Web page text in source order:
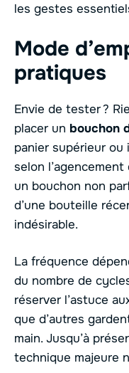
les gestes
Mode
pratiques
Envie de tester ?
placer un bouchon
panier supérieur ou
selon
un bouchon non
d’une bouteille
indésirable.
La fréquence
du nombre de
réserver l’astuce
que d’autres
main. Jusqu’à
technique majeure